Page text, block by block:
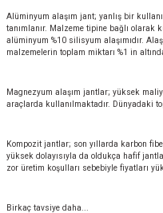
Alüminyum alaşım jant; yanlış bir
tanımlanır. Malzeme tipine bağlı
alüminyum %10 silisyum alaşımıdır.
malzemelerin toplam miktarı %1 in
Magnezyum alaşım jantlar; yüksek
araçlarda kullanılmaktadır. Dünyadaki
Kompozit jantlar; son yıllarda karbon
yüksek dolayısıyla da oldukça hafif
zor üretim koşulları sebebiyle fiyatları
Birkaç tavsiye daha...